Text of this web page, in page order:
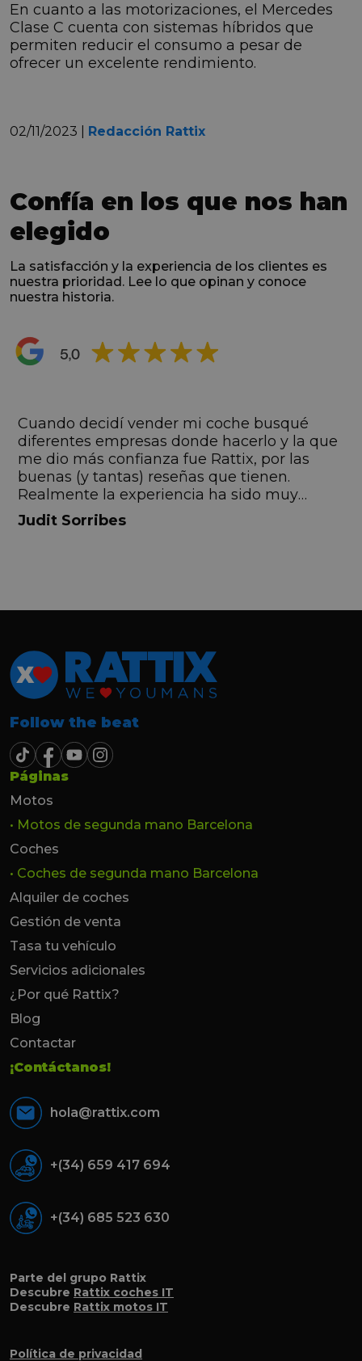
En cuanto a las motorizaciones, el Mercedes
Clase C cuenta con sistemas híbridos que
permiten reducir el consumo a pesar de
ofrecer un excelente rendimiento.
02/11/2023 | Redacción Rattix
Confía en los que nos han
elegido
La satisfacción y la experiencia de los clientes es
nuestra prioridad. Lee lo que opinan y conoce
nuestra historia.
Cuando decidí vender mi coche busqué
diferentes empresas donde hacerlo y la que
me dio más confianza fue Rattix, por las
buenas (y tantas) reseñas que tienen.
Realmente la experiencia ha sido muy
buena, Carolina ha sido siempre muy atenta
y profesional. Finalmente mi hermana se
Judit Sorribes
Follow the beat
Páginas
Motos
• Motos de segunda mano Barcelona
Coches
• Coches de segunda mano Barcelona
Alquiler de coches
Gestión de venta
Tasa tu vehículo
Servicios adicionales
¿Por qué Rattix?
Blog
Contactar
¡Contáctanos!
hola@rattix.com
+(34) 659 417 694
+(34) 685 523 630
Parte del grupo Rattix
Descubre Rattix coches IT
Descubre Rattix motos IT
Política de privacidad